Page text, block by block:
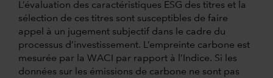
L’évaluation des caractéristiques ESG des titres et la
sélection de ces titres sont susceptibles de faire
appel à un jugement subjectif dans le cadre du
processus d’investissement. L’empreinte carbone est
mesurée par la WACI par rapport à l’Indice. Si les
données sur les émissions de carbone ne sont pas